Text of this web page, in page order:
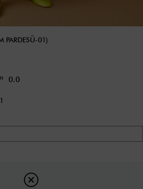
PARDESÜ-01)
0.0